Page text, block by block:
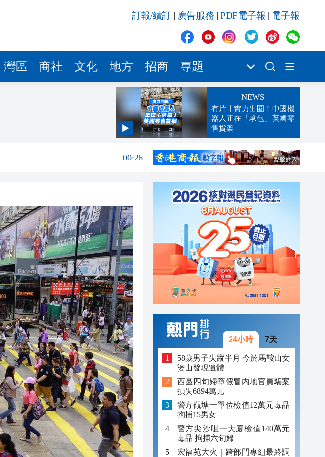
訂報/續訂 廣告服務 PDF電子報 電子報
灣區 商社 文化 地方 招商 專題
NEWS
有片丨實力出圈！中國機
器人正在「承包」英國零
售貨架
00:45
00:26
23:45
23:38
23:29
23:21
24小時 7天
58歲男子失蹤半月 今於馬鞍山女
婆山發現遺體
西區四旬婦墮假冒內地官員騙案
損失6894萬元
警方觀塘一單位檢值12萬元毒品
拘捕15男女
警方尖沙咀一大廈檢值140萬元
毒品 拘捕六旬婦
宏福苑大火｜跨部門專組最終調